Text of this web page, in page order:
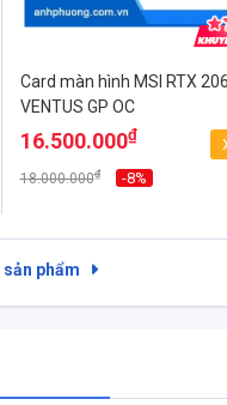
Card màn hình MSI RTX
VENTUS GP OC
16.500.000₫
18.000.000₫ -8%
sản phẩm